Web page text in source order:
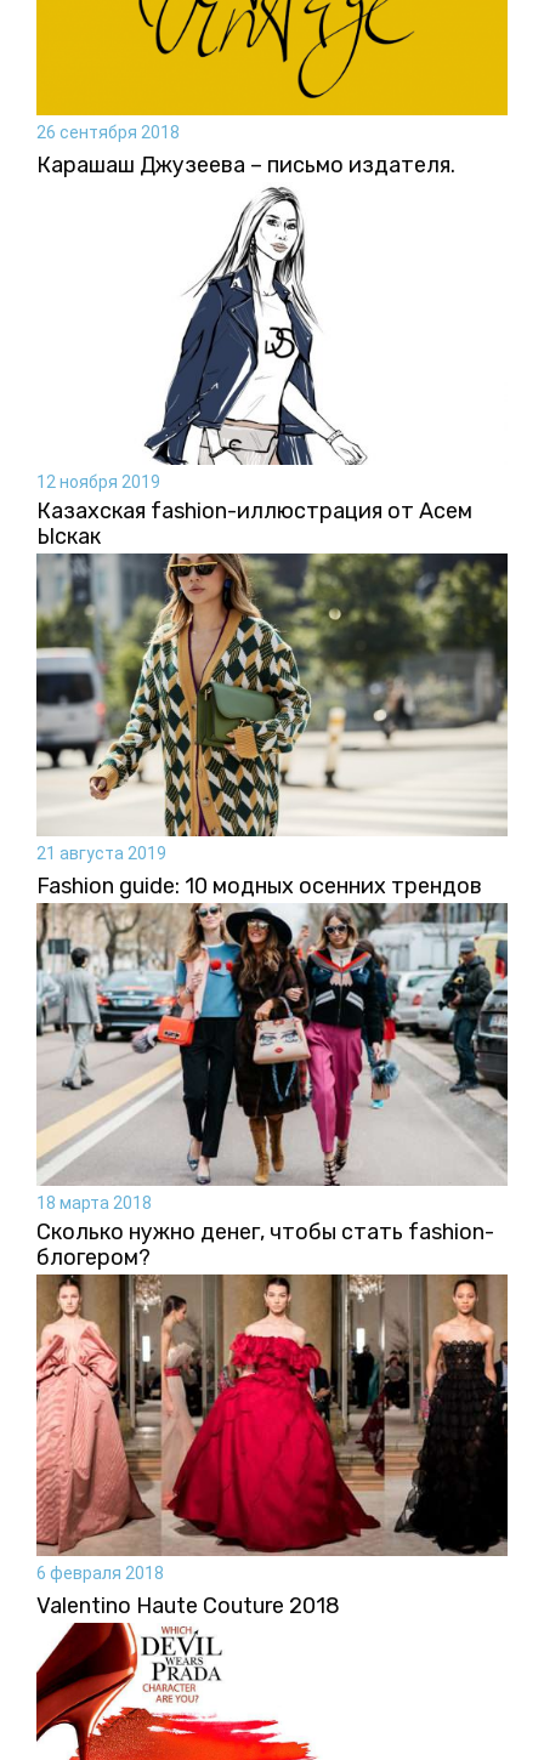
26 сентября 2018
Карашаш Джузеева – письмо издателя.
12 ноября 2019
Казахская fashion-иллюстрация от Асем
Ыскак
21 августа 2019
Fashion guide: 10 модных осенних трендов
18 марта 2018
Сколько нужно денег, чтобы стать fashion-
блогером?
6 февраля 2018
Valentino Haute Couture 2018